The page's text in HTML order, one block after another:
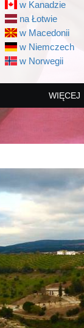
w Kanadzie
na Łotwie
w Macedonii
w Niemczech
w Norwegii
WIĘCEJ